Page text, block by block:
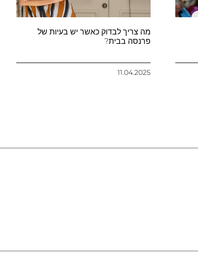
מה צריך לבדוק כאשר יש בעיות של
פרנסה בבית?
11.04.2025